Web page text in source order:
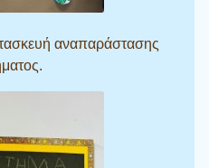
αναπαράστασης